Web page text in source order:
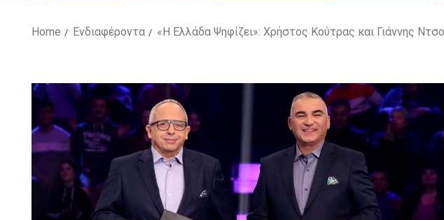
Home Ενδιαφέροντα «Η Ελλάδα Ψηφίζει»: Χρήστος Κούτρας και Γιάννης